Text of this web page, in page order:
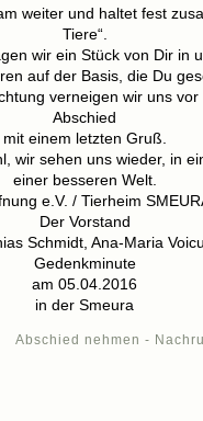
weiter und haltet fest
Tiere“.
wir ein Stück von Dir in
auf der Basis, die Du
verneigen wir uns
Abschied
mit einem letzten Gruß.
wir sehen uns wieder, in
einer besseren Welt.
e.V. / Tierheim
Der Vorstand
Schmidt, Ana-Maria
Gedenkminute
am 05.04.2016
in der Smeura
Abschied nehmen -